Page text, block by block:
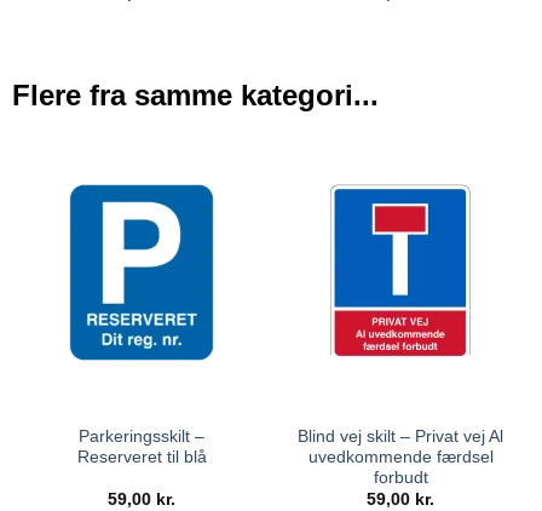
Flere fra samme kategori...
Parkeringsskilt –
Reserveret til blå
59,00 kr.
Blind vej skilt – Privat vej Al
uvedkommende færdsel
forbudt
59,00 kr.